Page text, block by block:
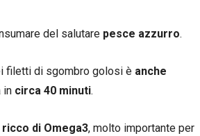
del salutare pesce azzurro.
filetti di sgombro golosi è anche
in circa 40 minuti.
ricco di Omega3, molto importante per